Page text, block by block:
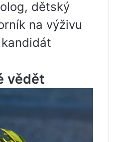
dětský
na výživu
vědět